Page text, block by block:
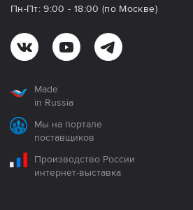
Пн-Пт: 9:00 - 18:00 (по Москве)
Made
in Russia
Мы на портале
поставщиков
Производство России
интернет-выставка